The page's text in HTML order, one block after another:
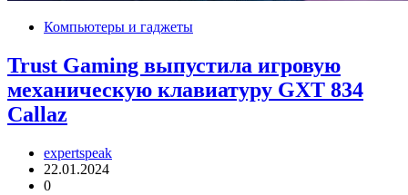
Компьютеры и гаджеты
Trust Gaming выпустила игровую
механическую клавиатуру GXT 834
Callaz
expertspeak
22.01.2024
0